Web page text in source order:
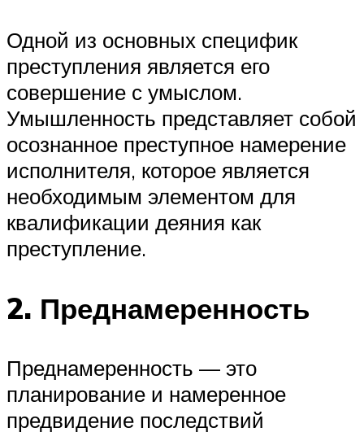
Одной из основных специфик
преступления является его
совершение с умыслом.
Умышленность представляет собой
осознанное преступное намерение
исполнителя, которое является
необходимым элементом для
квалификации деяния как
преступление.
2. Преднамеренность
Преднамеренность — это
планирование и намеренное
предвидение последствий